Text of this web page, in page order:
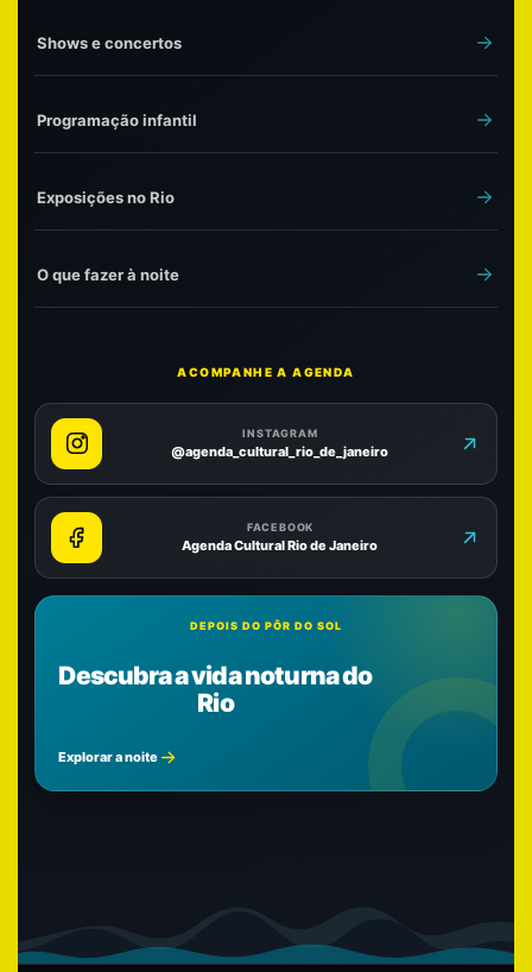
Shows e concertos
Programação infantil
Exposições no Rio
O que fazer à noite
ACOMPANHE A AGENDA
INSTAGRAM
@agenda_cultural_rio_de_janeiro
FACEBOOK
Agenda Cultural Rio de Janeiro
DEPOIS DO PÔR DO SOL
Descubra a vida noturna do
Rio
Explorar a noite